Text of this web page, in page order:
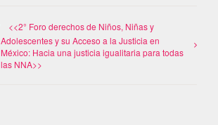
<<2° Foro derechos de Niños, Niñas y
Adolescentes y su Acceso a la Justicia en
México: Hacia una justicia igualitaria para todas
las NNA>>